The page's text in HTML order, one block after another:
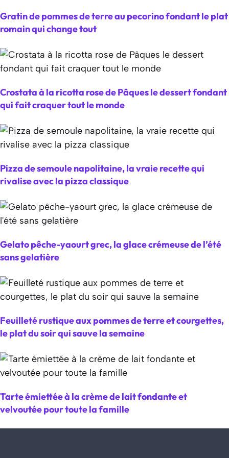
Gratin de pommes de terre au pecorino fondant le plat
romain qui change tout
Crostata à la ricotta rose de Pâques le dessert fondant
qui fait craquer tout le monde
Pizza de semoule napolitaine, la vraie recette qui
rivalise avec la pizza classique
Gelato pêche-yaourt grec, la glace crémeuse de l’été
sans gelatière
Feuilleté rustique aux pommes de terre et courgettes,
le plat du soir qui sauve la semaine
Tarte émiettée à la crème de lait fondante et
velvoutée pour toute la famille